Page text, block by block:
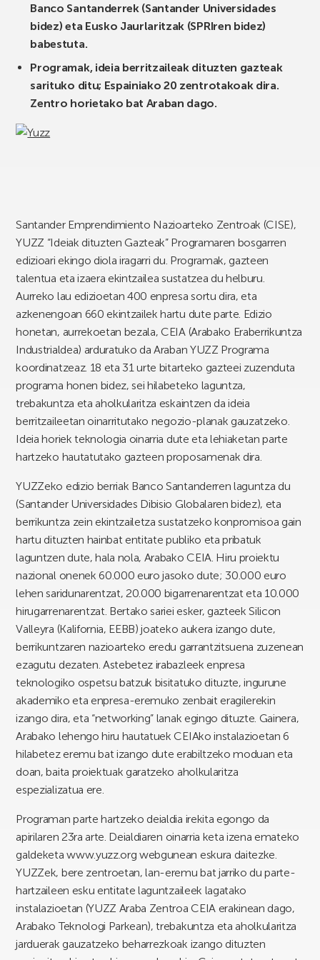
Banco Santanderrek (Santander Universidades
bidez) eta Eusko Jaurlaritzak (SPRIren bidez)
babestuta.
Programak, ideia berritzaileak dituzten gazteak
sarituko ditu; Espainiako 20 zentrotakoak dira.
Zentro horietako bat Araban dago.
Santander Emprendimiento Nazioarteko Zentroak (CISE),
YUZZ “Ideiak dituzten Gazteak” Programaren bosgarren
edizioari ekingo diola iragarri du. Programak, gazteen
talentua eta izaera ekintzailea sustatzea du helburu.
Aurreko lau edizioetan 400 enpresa sortu dira, eta
azkenengoan 660 ekintzailek hartu dute parte. Edizio
honetan, aurrekoetan bezala, CEIA (Arabako Eraberrikuntza
Industrialdea) arduratuko da Araban YUZZ Programa
koordinatzeaz. 18 eta 31 urte bitarteko gazteei zuzenduta
programa honen bidez, sei hilabeteko laguntza,
trebakuntza eta aholkularitza eskaintzen da ideia
berritzaileetan oinarritutako negozio-planak gauzatzeko.
Ideia horiek teknologia oinarria dute eta lehiaketan parte
hartzeko hautatutako gazteen proposamenak dira.
YUZZeko edizio berriak Banco Santanderren laguntza du
(Santander Universidades Dibisio Globalaren bidez), eta
berrikuntza zein ekintzailetza sustatzeko konpromisoa gain
hartu dituzten hainbat entitate publiko eta pribatuk
laguntzen dute, hala nola, Arabako CEIA. Hiru proiektu
nazional onenek 60.000 euro jasoko dute; 30.000 euro
lehen saridunarentzat, 20.000 bigarrenarentzat eta 10.000
hirugarrenarentzat. Bertako sariei esker, gazteek Silicon
Valleyra (Kalifornia, EEBB) joateko aukera izango dute,
berrikuntzaren nazioarteko eredu garrantzitsuena zuzenean
ezagutu dezaten. Astebetez irabazleek enpresa
teknologiko ospetsu batzuk bisitatuko dituzte, ingurune
akademiko eta enpresa-eremuko zenbait eragilerekin
izango dira, eta “networking” lanak egingo dituzte. Gainera,
Arabako lehengo hiru hautatuek CEIAko instalazioetan 6
hilabetez eremu bat izango dute erabiltzeko moduan eta
doan, baita proiektuak garatzeko aholkularitza
espezializatua ere.
Programan parte hartzeko deialdia irekita egongo da
apirilaren 23ra arte. Deialdiaren oinarria keta izena emateko
galdeketa www.yuzz.org webgunean eskura daitezke.
YUZZek, bere zentroetan, lan-eremu bat jarriko du parte-
hartzaileen esku entitate laguntzaileek lagatako
instalazioetan (YUZZ Araba Zentroa CEIA erakinean dago,
Arabako Teknologi Parkean), trebakuntza eta aholkularitza
jarduerak gauzatzeko beharrezkoak izango dituzten